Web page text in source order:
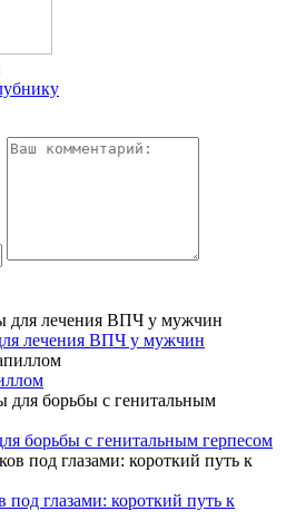
лечения ВПЧ у мужчин
борьбы с генитальным герпесом
под глазами: короткий путь к